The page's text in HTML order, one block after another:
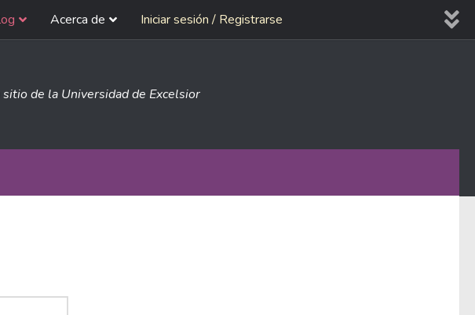
Acerca de Iniciar sesión / Registrarse
sitio de la Universidad de Excelsior